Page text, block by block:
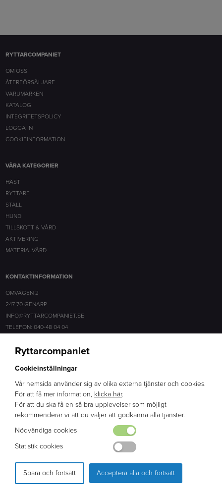
RYTTARCOMPANIET
OM OSS
ÅTERFÖRSÄLJARE
VARUMÄRKEN
KATALOG
INTEGRITETSPOLICY
LOGGA IN
COOKIEINFORMATION
VÅRA KATEGORIER
HÄST
RYTTARE
STALL
HUND
TILLSKOTT & VÅRD
AKTIVERING
MATERIALVÅRD
KONTAKTINFORMATION
OMVÄGEN 2
247 70 GENARP
INFO@RYTTARCOMPANIET.SE
TELEFON: 040-48 04 04
SOCIALA MEDIER
FACEBOOK
INSTAGRAM
ERFARENHET
PRODUKTION & DESIGN: WEBBPARTNER
Ryttarcompaniet
Cookieinställningar
Vår hemsida använder sig av olika externa tjänster och cookies.
För att få mer information, klicka här.
För att du ska få en så bra upplevelser som möjligt
rekommenderar vi att du väljer att godkänna alla tjänster.
Nödvändiga cookies
Statistik cookies
Spara och fortsätt Acceptera alla och fortsätt